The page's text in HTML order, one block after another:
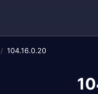
/ 104.16.0.20